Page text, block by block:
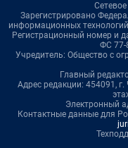
Зарегистрировано
информационных
Регистрационный номер и
ФС 77-
Учредитель: Общество с
Главный
Адрес редакции: 454091, г.
Электронный
Контактные данные для